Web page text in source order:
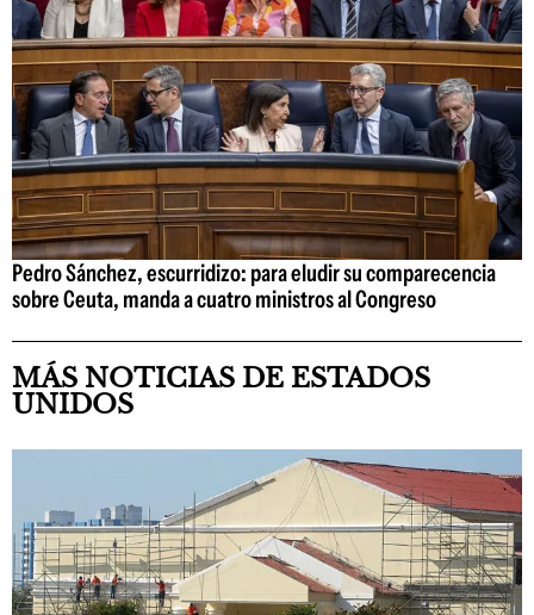
Pedro Sánchez, escurridizo: para eludir su comparecencia
sobre Ceuta, manda a cuatro ministros al Congreso
MÁS NOTICIAS DE ESTADOS
UNIDOS